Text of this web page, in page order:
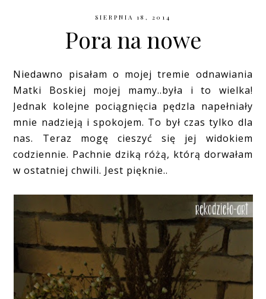
SIERPNIA 18, 2014
Pora na nowe
Niedawno pisałam o mojej tremie odnawiania
Matki Boskiej mojej mamy..była i to wielka!
Jednak kolejne pociągnięcia pędzla napełniały
mnie nadzieją i spokojem. To był czas tylko dla
nas. Teraz mogę cieszyć się jej widokiem
codziennie. Pachnie dziką różą, którą dorwałam
w ostatniej chwili. Jest pięknie..